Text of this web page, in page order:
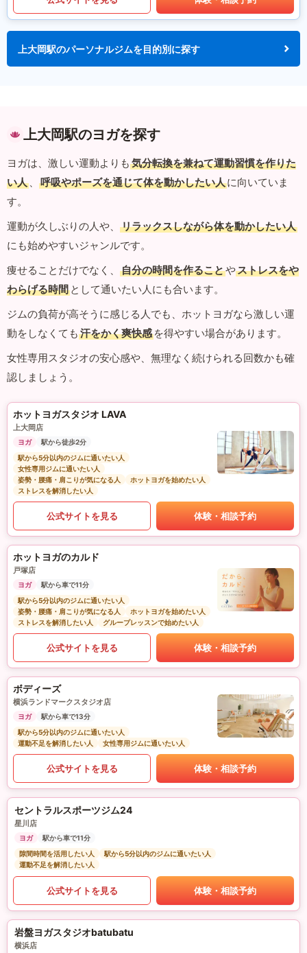
上大岡駅のパーソナルジムを目的別に探す
上大岡駅のヨガを探す
ヨガは、激しい運動よりも 気分転換を兼ねて運動習慣を作りた
い人 、 呼吸やポーズを通じて体を動かしたい人に向いていま
す。
運動が久しぶりの人や、
リラックスしながら体を動かしたい人
にも始めやすいジャンルです。
痩せることだけでなく、
自分の時間を作ることやストレスをや
わらげる時間 として通いたい人にも合います。
ジムの負荷が高そうに感じる人でも、ホットヨガなら激しい運
動をしなくても 汗をかく爽快感 を得やすい場合があります。
女性専用スタジオの安心感や、無理なく続けられる回数かも確
認しましょう。
ホットヨガスタジオ LAVA
上大岡店
ヨガ
駅から徒歩2分
駅から5分以内のジムに通いたい人
女性専用ジムに通いたい人
姿勢・腰痛・肩こりが気になる人
ホットヨガを始めたい人
ストレスを解消したい人
公式サイトを見る 体験・相談予約
ホットヨガのカルド
戸塚店
ヨガ
駅から車で11分
駅から5分以内のジムに通いたい人
姿勢・腰痛・肩こりが気になる人
ホットヨガを始めたい人
ストレスを解消したい人
グループレッスンで始めたい人
公式サイトを見る 体験・相談予約
ボディーズ
横浜ランドマークスタジオ店
ヨガ
駅から車で13分
駅から5分以内のジムに通いたい人
運動不足を解消したい人
女性専用ジムに通いたい人
公式サイトを見る 体験・相談予約
セントラルスポーツジム24
星川店
ヨガ
駅から車で11分
隙間時間を活用したい人
駅から5分以内のジムに通いたい人
運動不足を解消したい人
公式サイトを見る 体験・相談予約
岩盤ヨガスタジオbatubatu
横浜店